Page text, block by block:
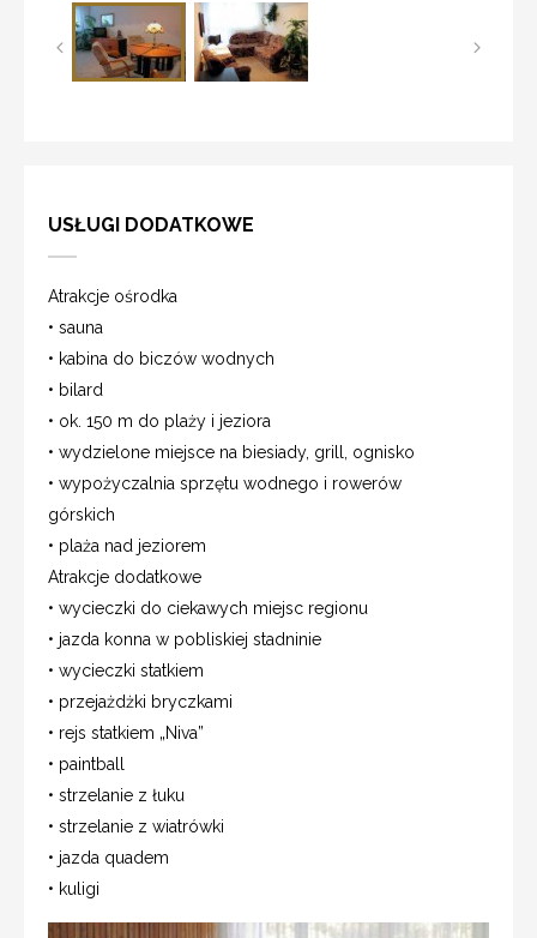
USŁUGI DODATKOWE
Atrakcje ośrodka
• sauna
• kabina do biczów wodnych
• bilard
• ok. 150 m do plaży i jeziora
• wydzielone miejsce na biesiady, grill, ognisko
• wypożyczalnia sprzętu wodnego i rowerów
górskich
• plaża nad jeziorem
Atrakcje dodatkowe
• wycieczki do ciekawych miejsc regionu
• jazda konna w pobliskiej stadninie
• wycieczki statkiem
• przejażdżki bryczkami
• rejs statkiem „Niva”
• paintball
• strzelanie z łuku
• strzelanie z wiatrówki
• jazda quadem
• kuligi